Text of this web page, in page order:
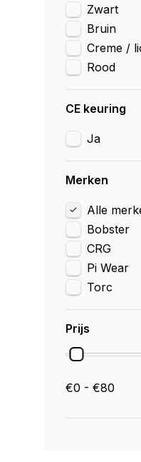
Zwart
Bruin
Creme /
Rood
CE keuring
Ja
Merken
Alle
Bobster
CRG
Pi Wear
Torc
Prijs
€0 - €80